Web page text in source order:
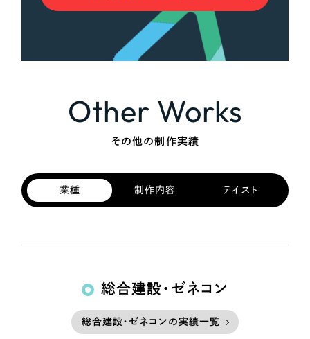
Other Works
その他の制作実績
業種 制作内容 テイスト
総合建設・ゼネコン
総合建設・ゼネコンの実績一覧